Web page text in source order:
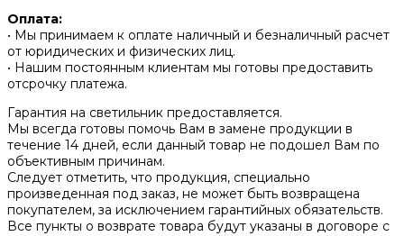
Оплата:
• Мы принимаем к оплате наличный и безналичный расчет
от юридических и физических лиц.
• Нашим постоянным клиентам мы готовы предоставить
отсрочку платежа.
Гарантия на светильник предоставляется.
Мы всегда готовы помочь Вам в замене продукции в
течение 14 дней, если данный товар не подошел Вам по
объективным причинам.
Следует отметить, что продукция, специально
произведенная под заказ, не может быть возвращена
покупателем, за исключением гарантийных обязательств.
Все пункты о возврате товара будут указаны в договоре с